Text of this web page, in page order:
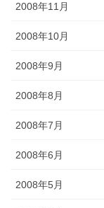
2008年11月
2008年10月
2008年9月
2008年8月
2008年7月
2008年6月
2008年5月